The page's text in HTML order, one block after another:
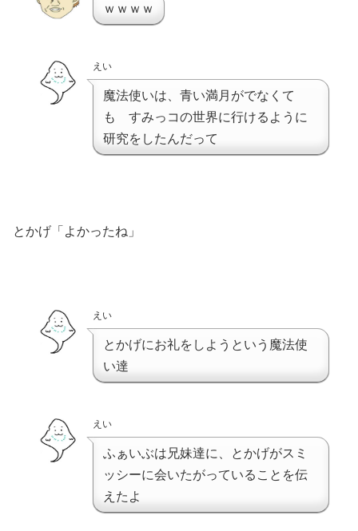
ｗｗｗｗ
えい
魔法使いは、青い満月がでなくて
も すみっコの世界に行けるように
研究をしたんだって
とかげ「よかったね」
えい
とかげにお礼をしようという魔法使
い達
えい
ふぁいぶは兄妹達に、とかげがスミ
ッシーに会いたがっていることを伝
えたよ